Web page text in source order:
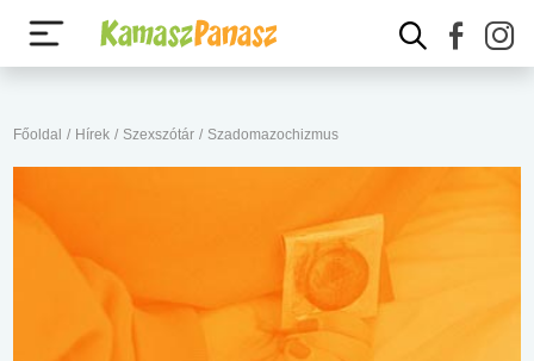
Főoldal / Hírek / Szexszótár / Szadomazochizmus